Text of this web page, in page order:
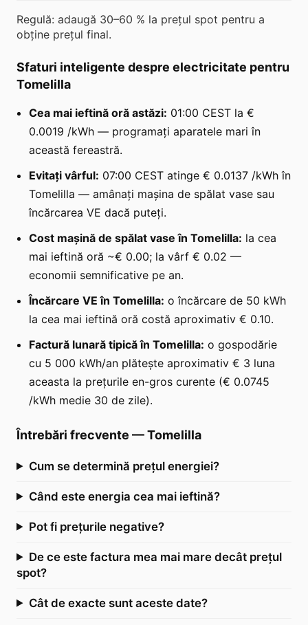
Regulă: adaugă 30–60 % la prețul spot pentru a
obține prețul final.
Sfaturi inteligente despre electricitate pentru
Tomelilla
Cea mai ieftină oră astăzi: 01:00 CEST la €
0.0019 /kWh — programați aparatele mari în
această fereastră.
Evitați vârful: 07:00 CEST atinge € 0.0137 /kWh în
Tomelilla — amânați mașina de spălat vase sau
încărcarea VE dacă puteți.
Cost mașină de spălat vase în Tomelilla: la cea
mai ieftină oră ~€ 0.00; la vârf € 0.02 —
economii semnificative pe an.
Încărcare VE în Tomelilla: o încărcare de 50 kWh
la cea mai ieftină oră costă aproximativ € 0.10.
Factură lunară tipică în Tomelilla: o gospodărie
cu 5 000 kWh/an plătește aproximativ € 3 luna
aceasta la prețurile en-gros curente (€ 0.0745
/kWh medie 30 de zile).
Întrebări frecvente —Tomelilla
Cum se determină prețul energiei?
Când este energia cea mai ieftină?
Pot fi prețurile negative?
De ce este factura mea mai mare decât prețul
spot?
Cât de exacte sunt aceste date?